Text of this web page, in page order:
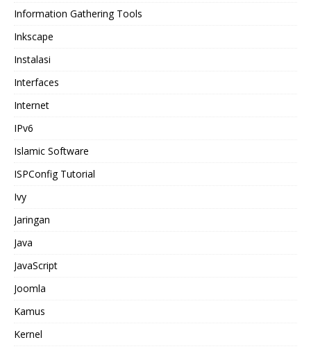
Information Gathering Tools
Inkscape
Instalasi
Interfaces
Internet
IPv6
Islamic Software
ISPConfig Tutorial
Ivy
Jaringan
Java
JavaScript
Joomla
Kamus
Kernel